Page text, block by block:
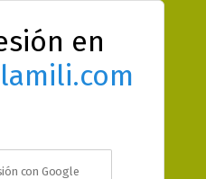
en
con Google